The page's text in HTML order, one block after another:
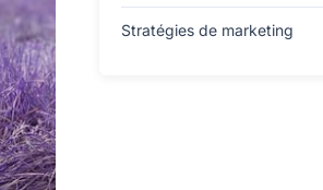
Stratégies de marketing